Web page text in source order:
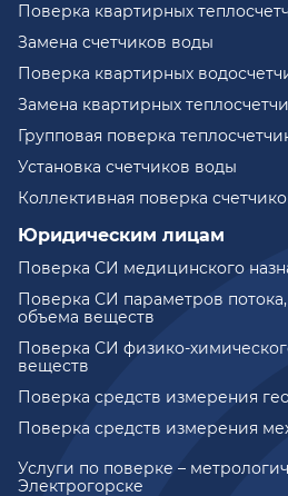
Услуги по поверке –
Электрогорске
Поверка квартирных
Замена счетчиков воды
Поверка квартирных
Замена квартирных
Групповая поверка
Установка счетчиков воды
Коллективная поверка
Юридическим лицам
Поверка СИ медицинского
Поверка СИ параметров потока,
объема веществ
Поверка СИ физико-
веществ
Поверка средств измерения
Поверка средств измерения